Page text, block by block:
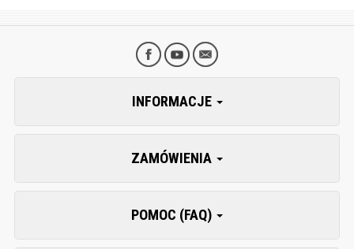
INFORMACJE
ZAMÓWIENIA
POMOC (FAQ)